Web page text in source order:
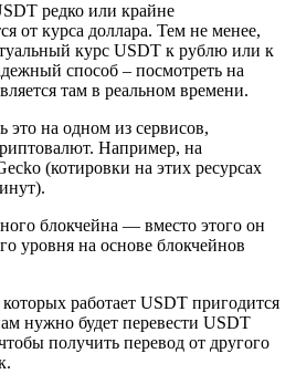
редко или крайне
от курса доллара. Тем не менее,
курс USDT к рублю или к
способ – посмотреть на
там в реальном времени.
это на одном из сервисов,
Например, на
(котировки на этих ресурсах
блокчейна — вместо этого он
уровня на основе блокчейнов
работает USDT пригодится
нужно будет перевести USDT
получить перевод от другого